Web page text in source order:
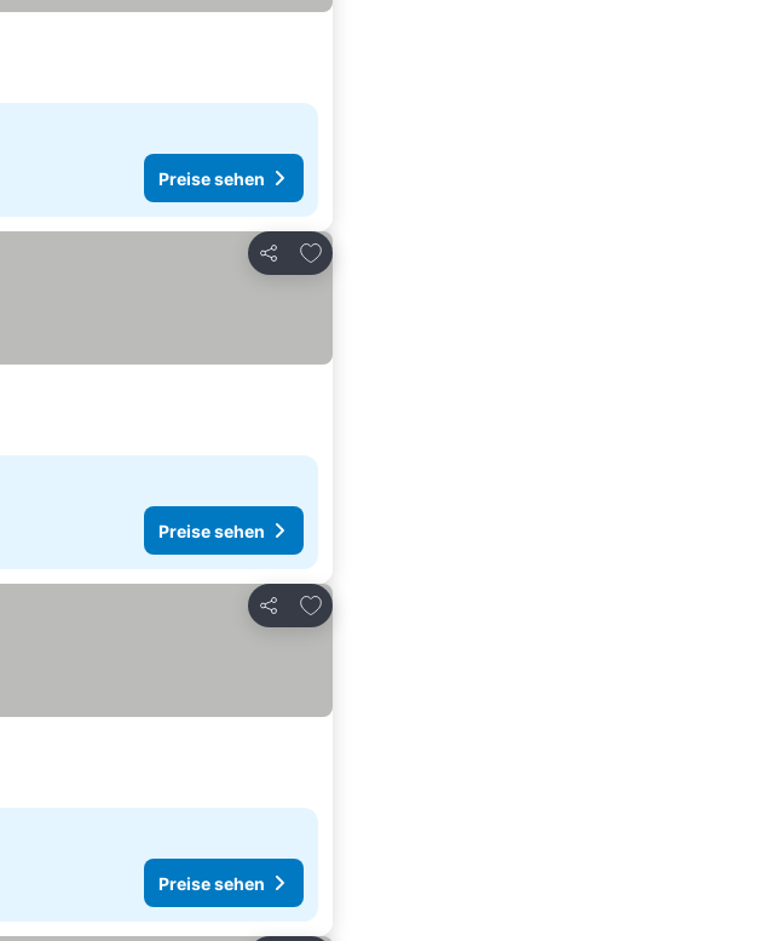
Preise sehen
Teilen
Zu Favoriten hinzufügen
Preise sehen
Teilen
Zu Favoriten hinzufügen
Preise sehen